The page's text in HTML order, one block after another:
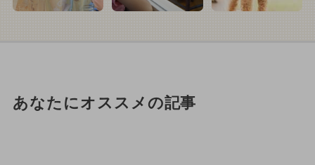
あなたにオススメの記事